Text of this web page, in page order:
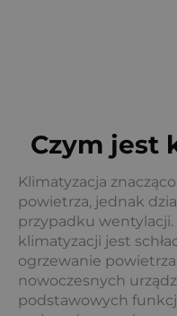
Czym jest
Klimatyzacja
powietrza, jednak
przypadku wentylacji.
klimatyzacji jest
ogrzewanie
nowoczesnych
podstawowych